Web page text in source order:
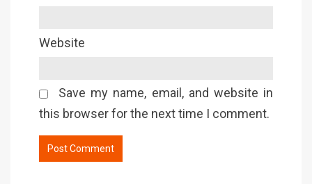
Website
Save my name, email, and website in
this browser for the next time I comment.